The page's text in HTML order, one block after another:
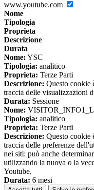
www.youtube.com
Nome
Tipologia
Proprieta
Descrizione
Durata
Nome: YSC
Tipologia: analitico
Proprieta: Terze Parti
Descrizione: Questo cookie
traccia delle visualizzazioni
Durata: Sessione
Nome:
Tipologia: analitico
Proprieta: Terze Parti
Descrizione: Questo cookie
traccia delle preferenze
nei siti; può anche
utilizzando la nuova o la
Youtube.
Durata: 6 mesi